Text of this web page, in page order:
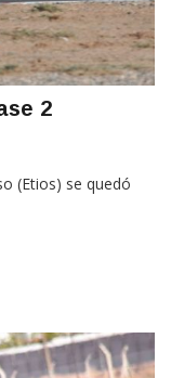
2
(Etios) se quedó